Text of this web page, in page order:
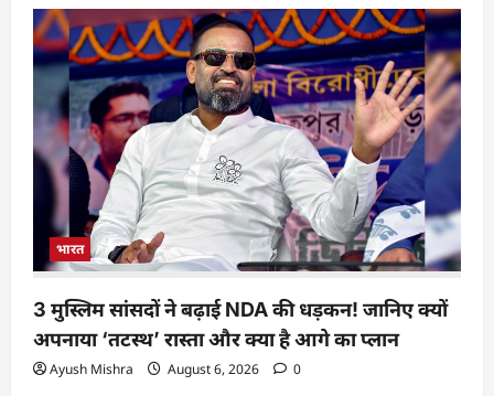
भारत
3 मुस्लिम सांसदों ने बढ़ाई NDA की धड़कन! जानिए क्यों
अपनाया ‘तटस्थ’ रास्ता और क्या है आगे का प्लान
Ayush Mishra August 6, 2026 0